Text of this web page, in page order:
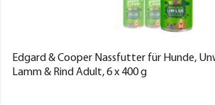
Edgard & Cooper Nassfutter für Hunde,
Lamm & Rind Adult, 6 x 400 g